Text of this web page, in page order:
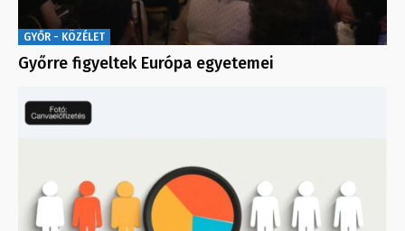
GYŐR - KÖZÉLET
Győrre figyeltek Európa egyetemei